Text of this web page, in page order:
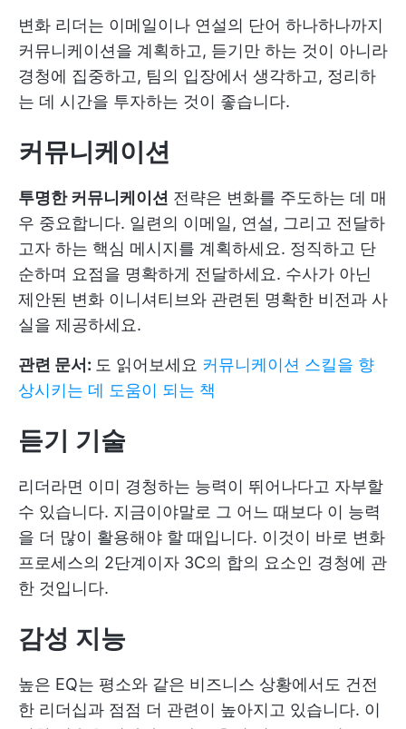
변화 리더는 이메일이나 연설의 단어 하나하나까지
커뮤니케이션을 계획하고, 듣기만 하는 것이 아니라
경청에 집중하고, 팀의 입장에서 생각하고, 정리하
는 데 시간을 투자하는 것이 좋습니다.
커뮤니케이션
투명한 커뮤니케이션 전략은 변화를 주도하는 데 매
우 중요합니다. 일련의 이메일, 연설, 그리고 전달하
고자 하는 핵심 메시지를 계획하세요. 정직하고 단
순하며 요점을 명확하게 전달하세요. 수사가 아닌
제안된 변화 이니셔티브와 관련된 명확한 비전과 사
실을 제공하세요.
관련 문서: 도 읽어보세요 커뮤니케이션 스킬을 향
상시키는 데 도움이 되는 책
듣기 기술
리더라면 이미 경청하는 능력이 뛰어나다고 자부할
수 있습니다. 지금이야말로 그 어느 때보다 이 능력
을 더 많이 활용해야 할 때입니다. 이것이 바로 변화
프로세스의 2단계이자 3C의 합의 요소인 경청에 관
한 것입니다.
감성 지능
높은 EQ는 평소와 같은 비즈니스 상황에서도 건전
한 리더십과 점점 더 관련이 높아지고 있습니다. 이